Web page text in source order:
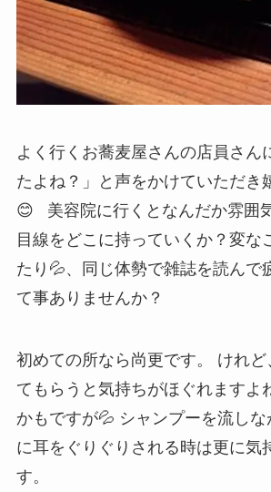
よく行くお蕎麦屋さんの店員さん
たよね？」と声をかけていただき
😊 美容院に行くとなんだか雰囲
目線をどこに持っていくか？変な
たり💦、同じ体勢で雑誌を読んで
て事ありませんか？
初めての所なら尚更です。 けれど
てもらうと気持ちがほぐれますよ
かもですが💦 シャンプーを流し
に耳をぐりぐりされる時は更に気
す。